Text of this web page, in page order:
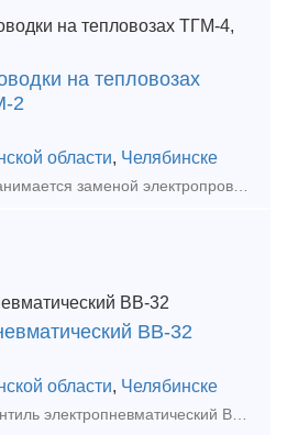
на тепловозах
2
области, Челябинске
ВВ-32
области, Челябинске